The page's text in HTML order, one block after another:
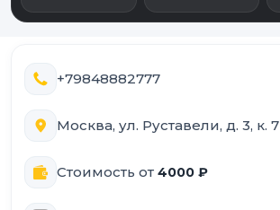
+79848882777
Москва, ул. Руставели, д. 3, к. 7
Стоимость от 4000 ₽